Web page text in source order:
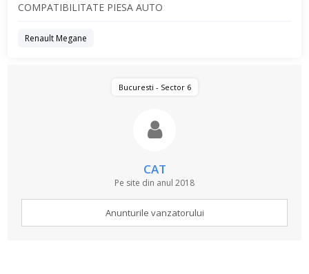
COMPATIBILITATE PIESA AUTO
Renault Megane
Bucuresti - Sector 6
CAT
Pe site din anul 2018
Anunturile vanzatorului